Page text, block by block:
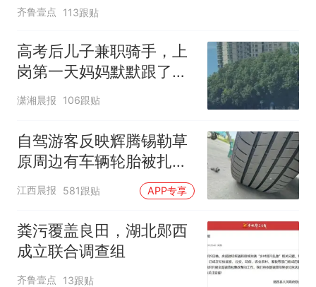
齐鲁壹点 113跟贴
高考后儿子兼职骑手，上
岗第一天妈妈默默跟了三
公里，感慨孩子真的长大
潇湘晨报 106跟贴
自驾游客反映辉腾锡勒草
原周边有车辆轮胎被扎，
修理店铺换胎价格高达千
元，官方发布情况通报
江西晨报 581跟贴 APP专享
粪污覆盖良田，湖北郧西
成立联合调查组
齐鲁壹点 13跟贴